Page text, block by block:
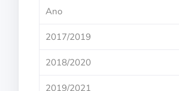
Ano
2017/2019
2018/2020
2019/2021